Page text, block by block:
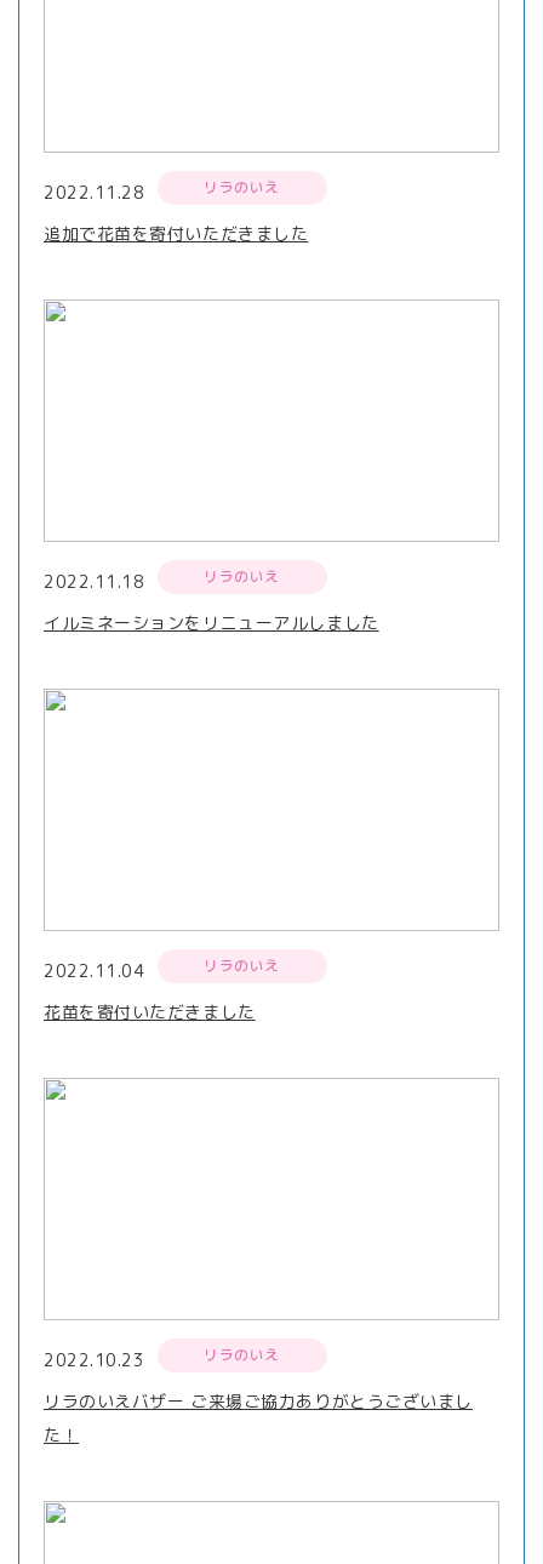
2022.11.28 リラのいえ
追加で花苗を寄付いただきました
2022.11.18 リラのいえ
イルミネーションをリニューアルしました
2022.11.04 リラのいえ
花苗を寄付いただきました
2022.10.23 リラのいえ
リラのいえバザー ご来場ご協力ありがとうございまし
た！